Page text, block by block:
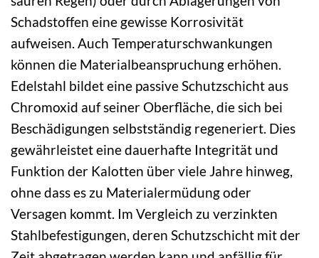
Schadstoffen eine gewisse Korrosivität
aufweisen. Auch Temperaturschwankungen
können die Materialbeanspruchung erhöhen.
Edelstahl bildet eine passive Schutzschicht aus
Chromoxid auf seiner Oberfläche, die sich bei
Beschädigungen selbstständig regeneriert. Dies
gewährleistet eine dauerhafte Integrität und
Funktion der Kalotten über viele Jahre hinweg,
ohne dass es zu Materialermüdung oder
Versagen kommt. Im Vergleich zu verzinkten
Stahlbefestigungen, deren Schutzschicht mit der